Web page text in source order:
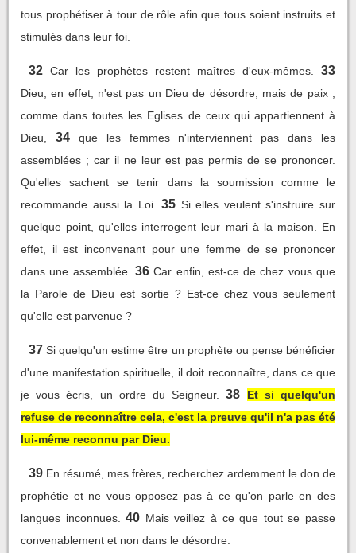
tous prophétiser à tour de rôle afin que tous soient instruits et
stimulés dans leur foi.
32 Car les prophètes restent maîtres d'eux-mêmes. 33
Dieu, en effet, n'est pas un Dieu de désordre, mais de paix ;
comme dans toutes les Eglises de ceux qui appartiennent à
Dieu,
34
que les femmes n'interviennent pas dans les
assemblées ; car il ne leur est pas permis de se prononcer.
Qu'elles sachent se tenir dans la soumission comme le
recommande aussi la Loi.
35 Si elles veulent s'instruire sur
quelque point, qu'elles interrogent leur mari à la maison. En
effet, il est inconvenant pour une femme de se prononcer
dans une assemblée. 36 Car enfin, est-ce de chez vous que
la Parole de Dieu est sortie ? Est-ce chez vous seulement
qu'elle est parvenue ?
37 Si quelqu'un estime être un prophète ou pense bénéficier
d'une manifestation spirituelle, il doit reconnaître, dans ce que
je vous écris, un ordre du Seigneur.
38
Et si quelqu'un
refuse de reconnaître cela, c'est la preuve qu'il n'a pas été
lui-même reconnu par Dieu.
39 En résumé, mes frères, recherchez ardemment le don de
prophétie et ne vous opposez pas à ce qu'on parle en des
langues inconnues.
40 Mais veillez à ce que tout se passe
convenablement et non dans le désordre.